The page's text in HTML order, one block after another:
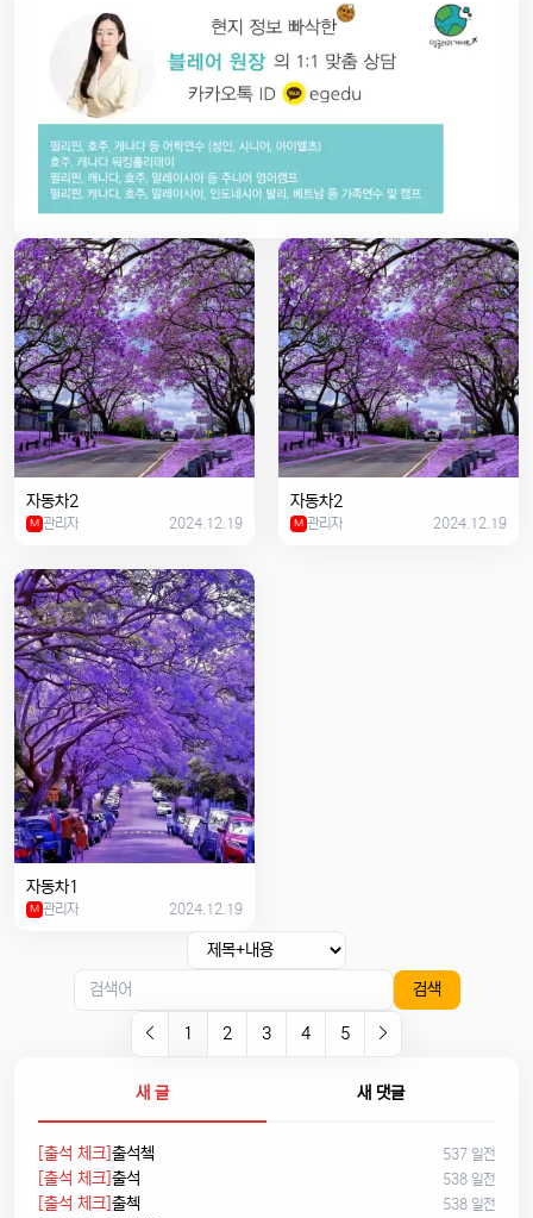
새 글 새 댓글
[출석 체크] 출석쳌 537 일전
[출석 체크] 출석 538 일전
[출석 체크] 출첵 538 일전
자동차2
M 관리자 2024.12.19
자동차2
M 관리자 2024.12.19
자동차1
M 관리자 2024.12.19
검색
1 2 3 4 5